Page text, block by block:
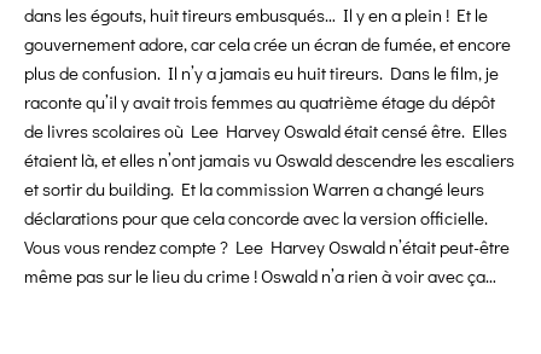
dans les égouts, huit tireurs embusqués… Il y en a plein ! Et le
gouvernement adore, car cela crée un écran de fumée, et encore
plus de confusion. Il n’y a jamais eu huit tireurs. Dans le film, je
raconte qu’il y avait trois femmes au quatrième étage du dépôt
de livres scolaires où Lee Harvey Oswald était censé être. Elles
étaient là, et elles n’ont jamais vu Oswald descendre les escaliers
et sortir du building. Et la commission Warren a changé leurs
déclarations pour que cela concorde avec la version officielle.
Vous vous rendez compte ? Lee Harvey Oswald n’était peut-être
même pas sur le lieu du crime ! Oswald n’a rien à voir avec ça…